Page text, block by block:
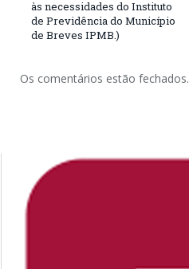
às necessidades do Instituto
de Previdência do Município
de Breves IPMB.)
Os comentários estão fechados.